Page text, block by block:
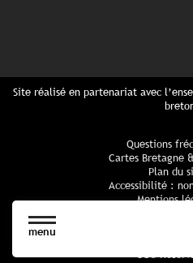
menu
Site réalisé en partenariat avec
Questions
Cartes Bretagne
Plan du
Accessibilité :
Mentions
Politique
CGU